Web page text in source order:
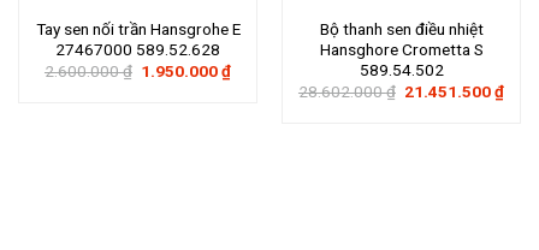
Tay sen nối trần Hansgrohe E
27467000 589.52.628
2.600.000₫ Giá
1.950.000₫Giá
Bộ thanh sen điều nhiệt
Hansghore Crometta S
589.54.502
28.602.000₫ Giá
21.451.500₫Giá